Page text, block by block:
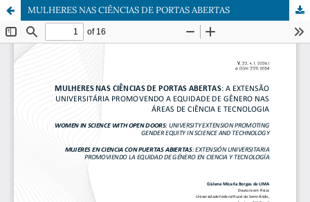
MULHERES NAS CIÊNCIAS DE PORTAS ABERTAS